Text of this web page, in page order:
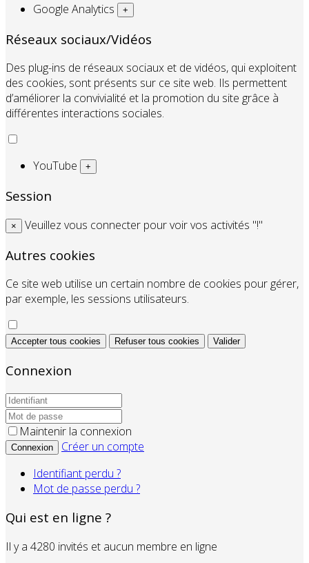
Google Analytics +
Réseaux sociaux/Vidéos
Des plug-ins de réseaux sociaux et de vidéos, qui exploitent
des cookies, sont présents sur ce site web. Ils permettent
d’améliorer la convivialité et la promotion du site grâce à
différentes interactions sociales.
YouTube +
Session
× Veuillez vous connecter pour voir vos activités "!"
Autres cookies
Ce site web utilise un certain nombre de cookies pour gérer,
par exemple, les sessions utilisateurs.
Accepter tous cookies Refuser tous cookies Valider
Connexion
Maintenir la connexion
Connexion
Créer un compte
Identifiant perdu ?
Mot de passe perdu ?
Qui est en ligne ?
Il y a 4280 invités et aucun membre en ligne